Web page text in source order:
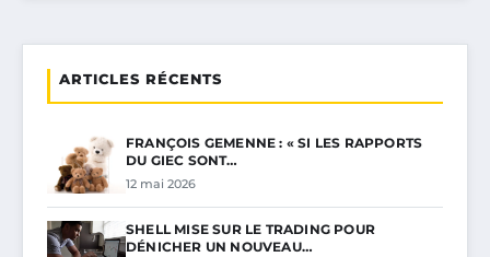
ARTICLES RÉCENTS
FRANÇOIS GEMENNE : « SI LES RAPPORTS
DU GIEC SONT…
12 mai 2026
SHELL MISE SUR LE TRADING POUR
DÉNICHER UN NOUVEAU…